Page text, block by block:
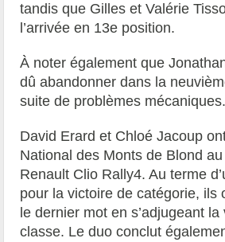
tandis que Gilles et Valérie
l’arrivée en 13e position.
À noter également que
dû abandonner dans la
suite de problèmes mécaniques.
David Erard et Chloé Jacoup
National des Monts de Blond au
Renault Clio Rally4. Au terme
pour la victoire de catégorie, ils
le dernier mot en s’adjugeant
classe. Le duo conclut